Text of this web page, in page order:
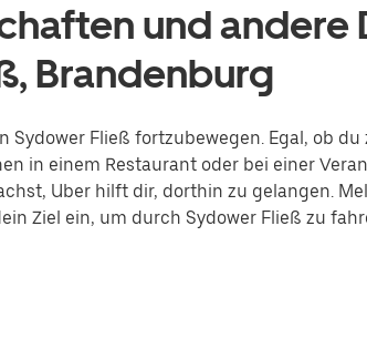
und andere
Brandenburg
Sydower Fließ fortzubewegen. Egal, ob
in einem Restaurant oder bei einer
Uber hilft dir, dorthin zu gelangen.
Ziel ein, um durch Sydower Fließ zu